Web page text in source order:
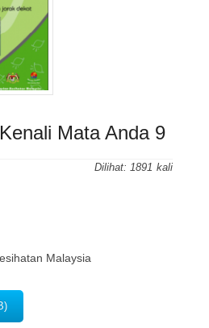
Mata Anda 9
Dilihat: 1891
Malaysia